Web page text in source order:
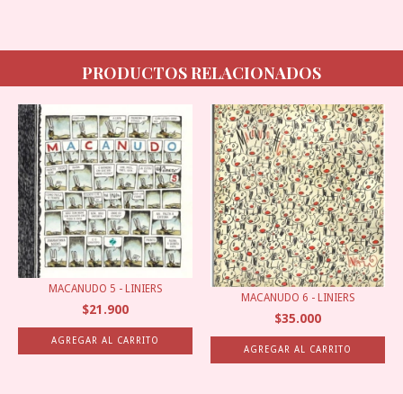
PRODUCTOS RELACIONADOS
MACANUDO 5 - LINIERS
$21.900
MACANUDO 6 - LINIERS
$35.000